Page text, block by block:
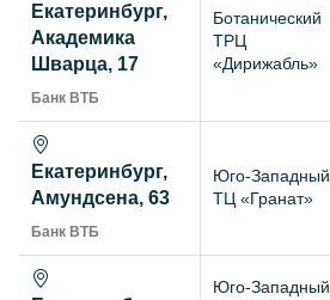
Екатеринбург,
Академика
Шварца, 17
Банк ВТБ
Ботанический
ТРЦ
«Дирижабль»
Екатеринбург,
Амундсена, 63
Банк ВТБ
Юго-Западный
ТЦ «Гранат»
Юго-Западный